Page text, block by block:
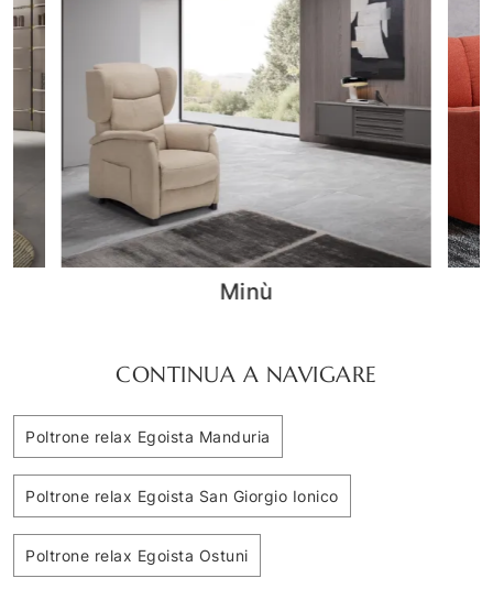
Bubble
CONTINUA A NAVIGARE
Poltrone relax Egoista Manduria
Poltrone relax Egoista San Giorgio Ionico
Poltrone relax Egoista Ostuni